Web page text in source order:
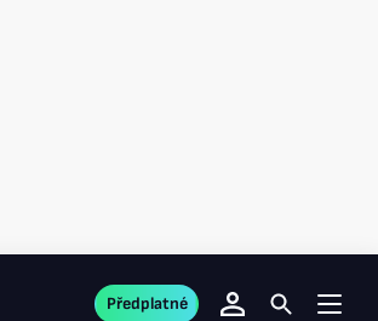
Předplatné